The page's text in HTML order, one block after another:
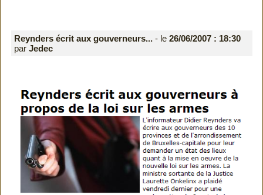
Reynders écrit aux gouverneurs... - le 26/06/2007 : 18:30
par Jedec